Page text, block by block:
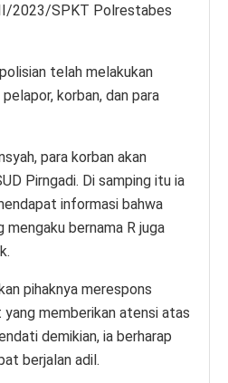
2023/SPKT Polrestabes
telah melakukan
korban, dan para
para korban akan
Pirngadi. Di samping itu ia
informasi bahwa
mengaku bernama R juga
pihaknya merespons
memberikan atensi atas
demikian, ia berharap
berjalan adil.